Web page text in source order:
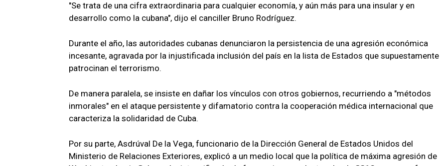
"Se trata de una cifra extraordinaria para cualquier economía, y aún más para una insular y en
desarrollo como la cubana", dijo el canciller Bruno Rodríguez.
Durante el año, las autoridades cubanas denunciaron la persistencia de una agresión económica
incesante, agravada por la injustificada inclusión del país en la lista de Estados que supuestamente
patrocinan el terrorismo.
De manera paralela, se insiste en dañar los vínculos con otros gobiernos, recurriendo a "métodos
inmorales" en el ataque persistente y difamatorio contra la cooperación médica internacional que
caracteriza la solidaridad de Cuba.
Por su parte, Asdrúval De la Vega, funcionario de la Dirección General de Estados Unidos del
Ministerio de Relaciones Exteriores, explicó a un medio local que la política de máxima agresión de